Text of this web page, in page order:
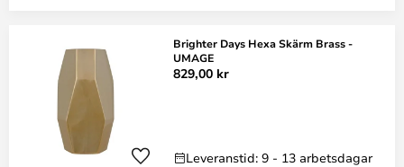
Brighter Days Hexa Skärm Brass -
UMAGE
829,00 kr
Leveranstid: 9 - 13 arbetsdagar